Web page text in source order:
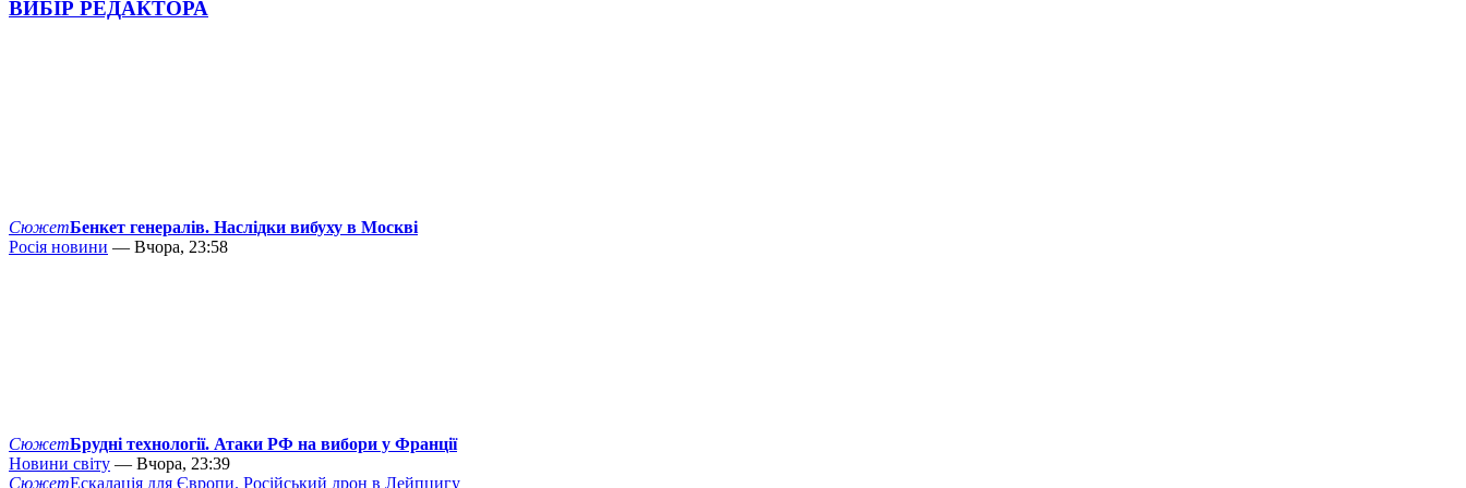
ВИБІР РЕДАКТОРА
СюжетБенкет генералів. Наслідки вибуху в Москві
Росія новини — Вчора, 23:58
СюжетБрудні технології. Атаки РФ на вибори у Франції
Новини світу — Вчора, 23:39
СюжетЕскалація для Європи. Російський дрон в Лейпцигу